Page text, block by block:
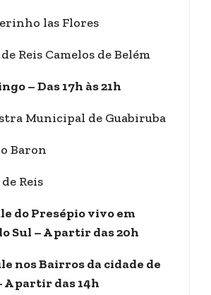
las Flores
Reis Camelos de Belém
– Das 17h às 21h
Municipal de Guabiruba
Baron
Reis
do Presépio vivo em
Sul – A partir das 20h
nos Bairros da cidade de
A partir das 14h